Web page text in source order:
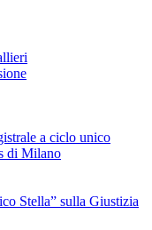
a ciclo unico
di Milano
Stella” sulla Giustizia